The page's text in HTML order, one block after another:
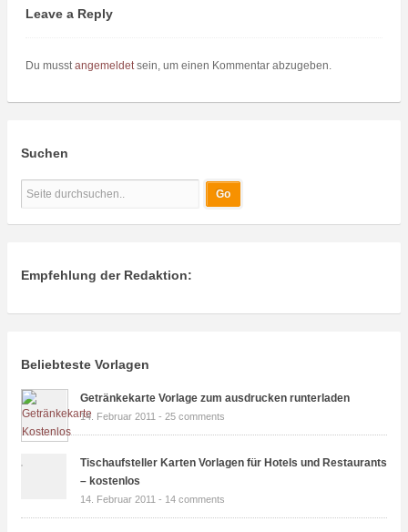
Leave a Reply
Du musstangemeldetsein, um einen Kommentar abzugeben.
Suchen
Empfehlung der Redaktion:
Beliebteste Vorlagen
Getränkekarte Vorlage zum ausdrucken runterladen
14. Februar 2011 - 25 comments
Tischaufsteller Karten Vorlagen für Hotels und Restaurants
– kostenlos
14. Februar 2011 - 14 comments